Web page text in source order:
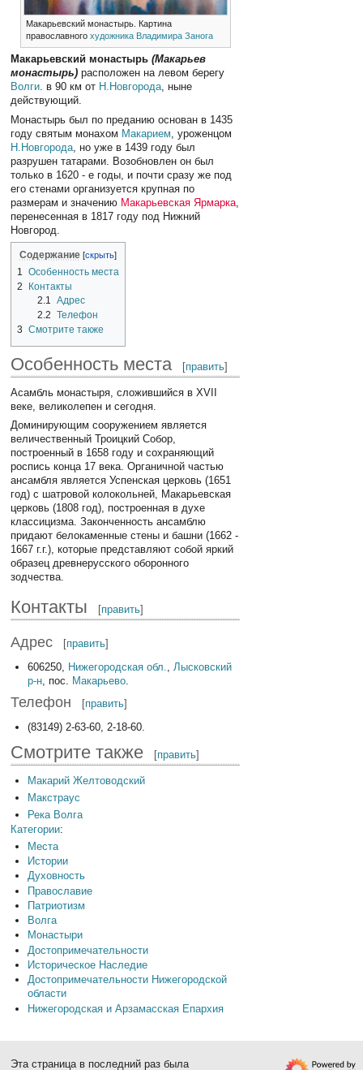
Макарьевский монастырь. Картина
православного художника Владимира Занога
Макарьевский монастырь(Макарьев
монастырь) расположен на левом берегу
Волги. в 90 км от Н.Новгорода, ныне
действующий.
Монастырь был по преданию основан в 1435
году святым монахом Макарием , уроженцом
Н.Новгорода , но уже в 1439 году был
разрушен татарами. Возобновлен он был
только в 1620 - е годы, и почти сразу же под
его стенами организуется крупная по
размерам и значению Макарьевская Ярмарка
перенесенная в 1817 году под Нижний
Новгород.
Содержание
1
Особенность места
2
Контакты
2.1 Адрес
2.2 Телефон
3
Смотрите также
Особенность места [править]
Асамбль монастыря, сложившийся в XVII
веке, великолепен и сегодня.
Доминирующим сооружением является
величественный Троицкий Собор,
построенный в 1658 году и сохраняющий
роспись конца 17 века. Органичной частью
ансамбля является Успенская церковь (1651
год) с шатровой колокольней, Макарьевская
церковь (1808 год), построенная в духе
классицизма. Законченность ансамблю
придают белокаменные стены и башни (1662 -
1667 г.г.), которые представляют собой яркий
образец древнерусского оборонного
зодчества.
Контакты [править]
Адрес [править]
606250, Нижегородская обл.
Лысковский
р-н, пос. Макарьево.
Телефон [править]
(83149) 2-63-60, 2-18-60.
Смотрите также [править]
Макарий Желтоводский
Макстраус
Река Волга
Категории:
Места
Истории
Духовность
Православие
Патриотизм
Волга
Монастыри
Достопримечательности
Историческое Наследие
Достопримечательности Нижегородской
области
Нижегородская и Арзамасская Епархия
Эта страница в последний раз была